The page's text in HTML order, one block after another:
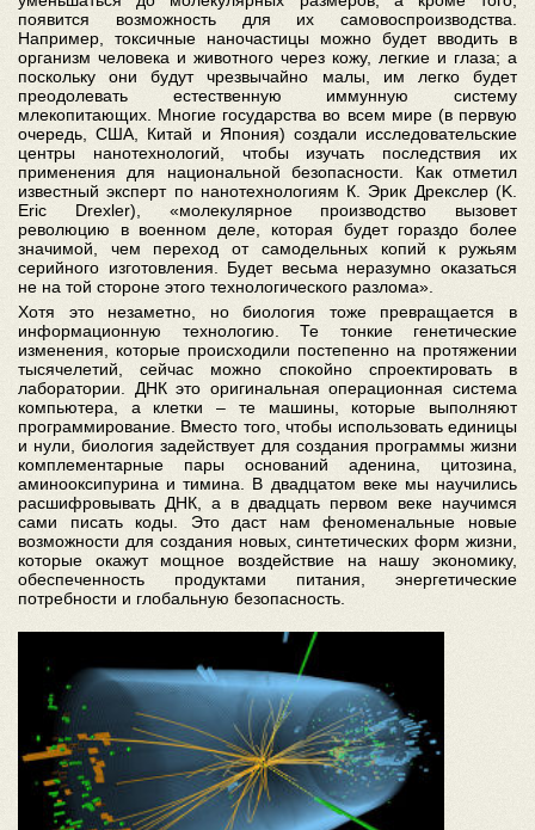
появится возможность для их самовоспроизводства.
Например, токсичные наночастицы можно будет вводить в
организм человека и животного через кожу, легкие и глаза; а
поскольку они будут чрезвычайно малы, им легко будет
преодолевать естественную иммунную систему
млекопитающих. Многие государства во всем мире (в первую
очередь, США, Китай и Япония) создали исследовательские
центры нанотехнологий, чтобы изучать последствия их
применения для национальной безопасности. Как отметил
известный эксперт по нанотехнологиям К. Эрик Дрекслер (K.
Eric Drexler), «молекулярное производство вызовет
революцию в военном деле, которая будет гораздо более
значимой, чем переход от самодельных копий к ружьям
серийного изготовления. Будет весьма неразумно оказаться
не на той стороне этого технологического разлома».
Хотя это незаметно, но биология тоже превращается в
информационную технологию. Те тонкие генетические
изменения, которые происходили постепенно на протяжении
тысячелетий, сейчас можно спокойно спроектировать в
лаборатории. ДНК это оригинальная операционная система
компьютера, а клетки – те машины, которые выполняют
программирование. Вместо того, чтобы использовать единицы
и нули, биология задействует для создания программы жизни
комплементарные пары оснований аденина, цитозина,
аминооксипурина и тимина. В двадцатом веке мы научились
расшифровывать ДНК, а в двадцать первом веке научимся
сами писать коды. Это даст нам феноменальные новые
возможности для создания новых, синтетических форм жизни,
которые окажут мощное воздействие на нашу экономику,
обеспеченность продуктами питания, энергетические
потребности и глобальную безопасность.